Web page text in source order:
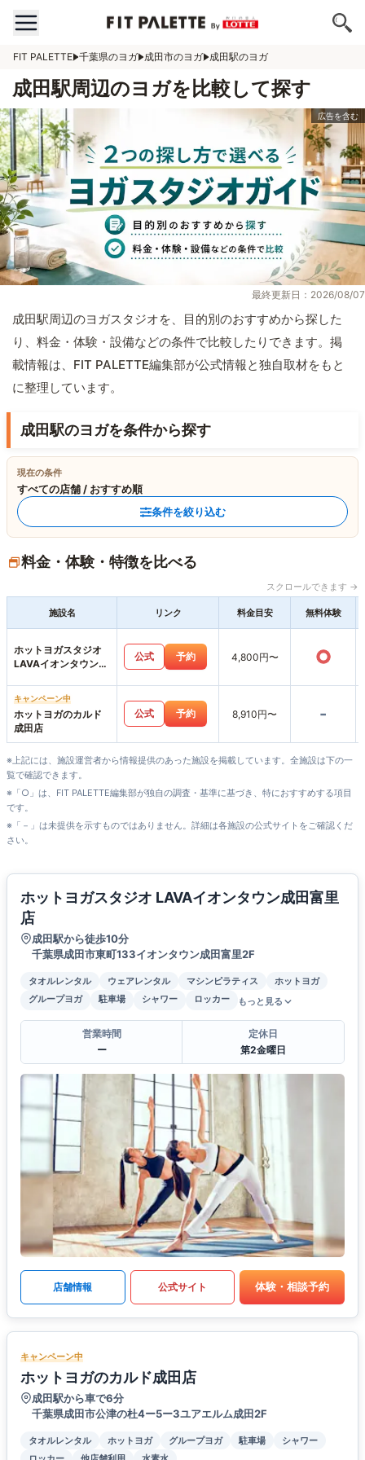
FIT PALETTE 千葉県のヨガ 成田市のヨガ 成田駅のヨガ
成田駅周辺のヨガを比較して探す
最終更新日：2026/08/07
成田駅周辺のヨガスタジオを、目的別のおすすめから探した
り、料金・体験・設備などの条件で比較したりできます。掲
載情報は、FIT PALETTE編集部が公式情報と独自取材をもと
に整理しています。
成田駅のヨガを条件から探す
現在の条件
すべての店舗 / おすすめ順
条件を絞り込む
料金・体験・特徴を比べる
スクロールできます →
施設名 リンク 料金目安 無料体験
ホットヨガスタジオ
LAVAイオンタウン成
公式 予約 4,800円〜 ○
キャンペーン中
ホットヨガのカルド
成田店
公式 予約 8,910円〜 -
※上記には、施設運営者から情報提供のあった施設を掲載しています。全施設は下の一
覧で確認できます。
※「○」は、FIT PALETTE編集部が独自の調査・基準に基づき、特におすすめする項目
です。
※「－」は未提供を示すものではありません。詳細は各施設の公式サイトをご確認くだ
さい。
ホットヨガスタジオ LAVAイオンタウン成田富里
店
成田駅から徒歩10分
千葉県成田市東町133イオンタウン成田富里2F
タオルレンタル ウェアレンタル マシンピラティス
ホットヨガ
グループヨガ
駐車場 シャワー ロッカー もっと見る
営業時間
ー
定休日
第2金曜日
店舗情報 公式サイト 体験・相談予約
キャンペーン中
ホットヨガのカルド成田店
成田駅から車で6分
千葉県成田市公津の杜4ー5ー3ユアエルム成田2F
タオルレンタル ホットヨガ グループヨガ 駐車場
シャワー